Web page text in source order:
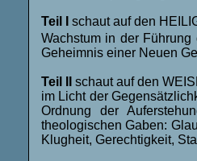
Teil I
schaut auf den
Wachstum in der
Geheimnis einer Neuen
Teil II
schaut auf den
im Licht der
Ordnung der
theologischen Gaben:
Klugheit, Gerechtigkeit,